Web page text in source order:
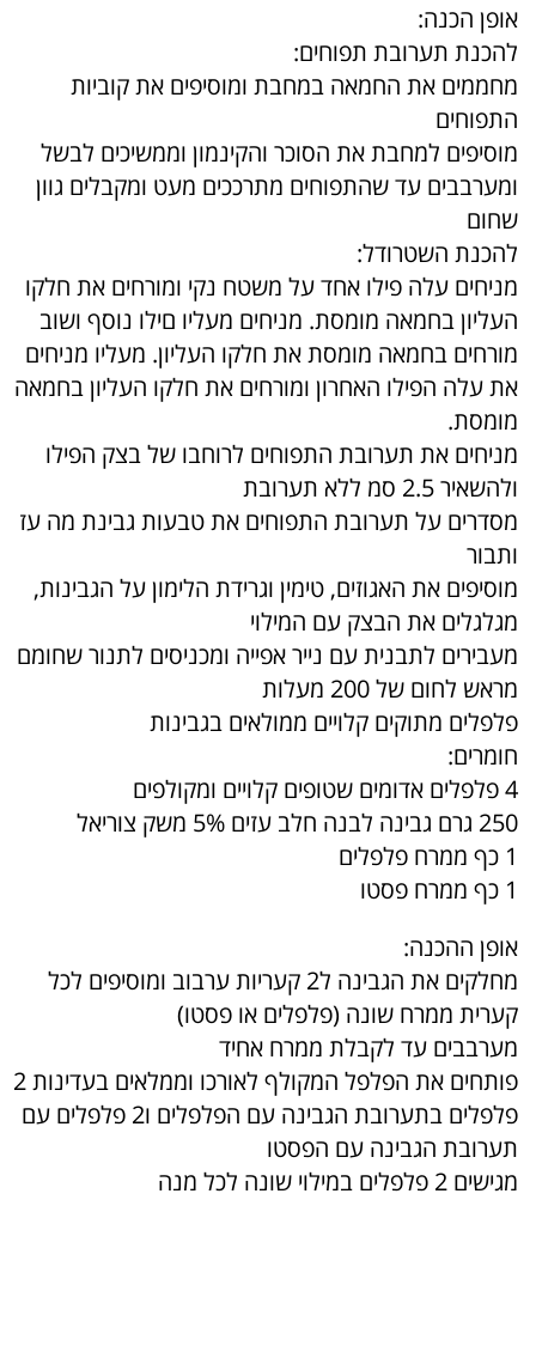
אופן הכנה:
להכנת תערובת תפוחים:
מחממים את החמאה במחבת ומוסיפים את קוביות
התפוחים
מוסיפים למחבת את הסוכר והקינמון וממשיכים לבשל
ומערבבים עד שהתפוחים מתרככים מעט ומקבלים גוון
שחום
להכנת השטרודל:
מניחים עלה פילו אחד על משטח נקי ומורחים את חלקו
העליון בחמאה מומסת. מניחים מעליו םילו נוסף ושוב
מורחים בחמאה מומסת את חלקו העליון. מעליו מניחים
את עלה הפילו האחרון ומורחים את חלקו העליון בחמאה
מומסת.
מניחים את תערובת התפוחים לרוחבו של בצק הפילו
ולהשאיר 2.5 סמ ללא תערובת
מסדרים על תערובת התפוחים את טבעות גבינת מה עז
ותבור
מוסיפים את האגוזים, טימין וגרידת הלימון על הגבינות,
מגלגלים את הבצק עם המילוי
מעבירים לתבנית עם נייר אפייה ומכניסים לתנור שחומם
מראש לחום של 200 מעלות
פלפלים מתוקים קלויים ממולאים בגבינות
חומרים:
4 פלפלים אדומים שטופים קלויים ומקולפים
250 גרם גבינה לבנה חלב עזים 5% משק צוריאל
1 כף ממרח פלפלים
1 כף ממרח פסטו
אופן ההכנה:
מחלקים את הגבינה ל2 קעריות ערבוב ומוסיפים לכל
קערית ממרח שונה (פלפלים או פסטו)
מערבבים עד לקבלת ממרח אחיד
פותחים את הפלפל המקולף לאורכו וממלאים בעדינות 2
פלפלים בתערובת הגבינה עם הפלפלים ו2 פלפלים עם
תערובת הגבינה עם הפסטו
מגישים 2 פלפלים במילוי שונה לכל מנה